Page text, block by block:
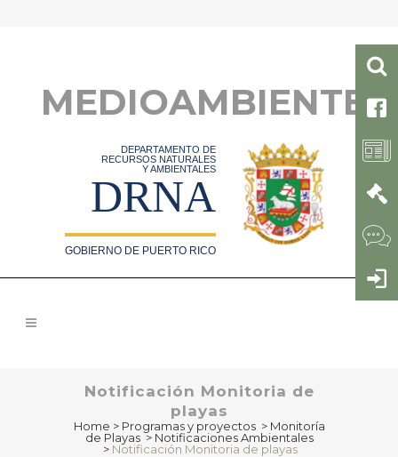
MEDIOAMBIENTE
DEPARTAMENTO DE
RECURSOS NATURALES
Y AMBIENTALES
DRNA
GOBIERNO DE PUERTO RICO
Notificación Monitoria de
playas
Home > Programas y proyectos > Monitoría
de Playas > Notificaciones Ambientales
> Notificación Monitoria de playas